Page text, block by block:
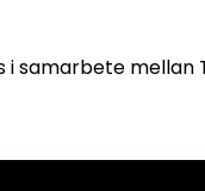
samarbete mellan